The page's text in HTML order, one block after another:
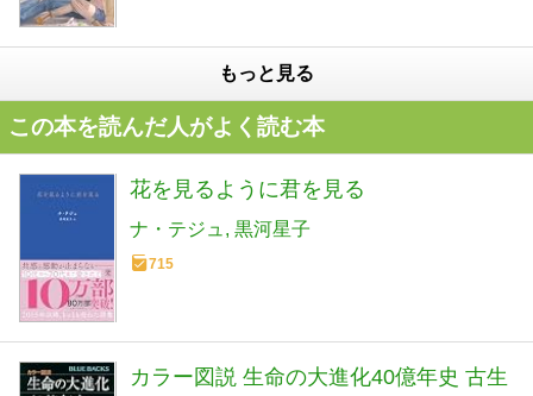
もっと見る
この本を読んだ人がよく読む本
花を見るように君を見る
ナ・テジュ 黒河星子
715
カラー図説 生命の大進化40億年史 古生